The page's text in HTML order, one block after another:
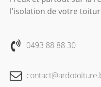
l'isolation de votre
0493 88 88 30